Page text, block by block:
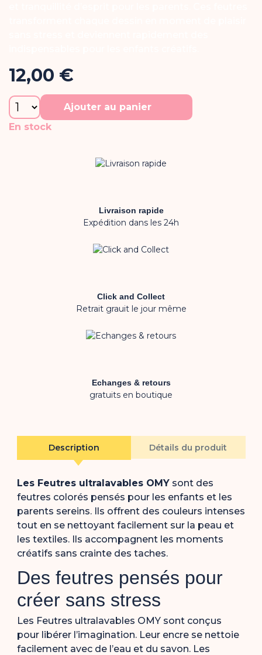
12,00 €
Ajouter au panier
En stock
Livraison rapide
Expédition dans les 24h
Click and Collect
Retrait grauit le jour même
Echanges & retours
gratuits en boutique
Description Détails du produit
Les Feutres ultralavables OMYsont des
feutres colorés pensés pour les enfants et les
parents sereins. Ils offrent des couleurs intenses
tout en se nettoyant facilement sur la peau et
les textiles. Ils accompagnent les moments
créatifs sans crainte des taches.
Des feutres pensés pour
créer sans stress
Les Feutres ultralavables OMY sont conçus
pour libérer l’imagination. Leur encre se nettoie
facilement avec de l’eau et du savon. Les